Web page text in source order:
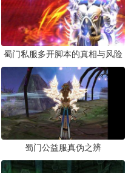
蜀门私服多开脚本的真相与风险
蜀门公益服真伪之辨